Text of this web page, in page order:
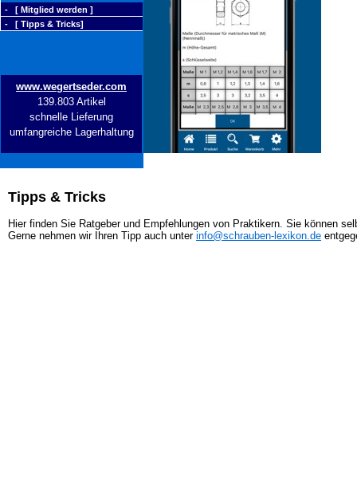
- [ Mitglied werden ]
- [ Tipps & Tricks]
www.wegertseder.com
139.803 Artikel
schnelle Lieferung
umfangreiche Lagerhaltung
Tipps & Tricks
Hier finden Sie Ratgeber und Empfehlungen von Praktikern. Sie können
Gerne nehmen wir Ihren Tipp auch unter info@schrauben-lexikon.de